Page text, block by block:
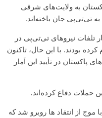
به ولایت‌های شرقی
تلفات نیروهای تی‌تی‌پی در
بیش از ۷۰ نفر اعلام کرده بودند. با این حال، تاکنون
پاکستان در تأیید این آمار
حملات دفاع کرده‌اند.
از انتقاد ها روبرو شد که